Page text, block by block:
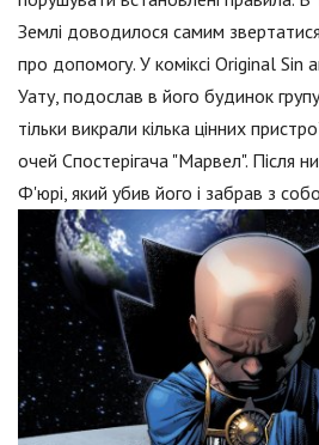
Землі доводилося самим
про допомогу. У коміксі Original Sin
Уату, подослав в його будинок
тільки викрали кілька цінних
очей Спостерігача "Марвел". Після
Ф'юрі, який убив його і забрав з